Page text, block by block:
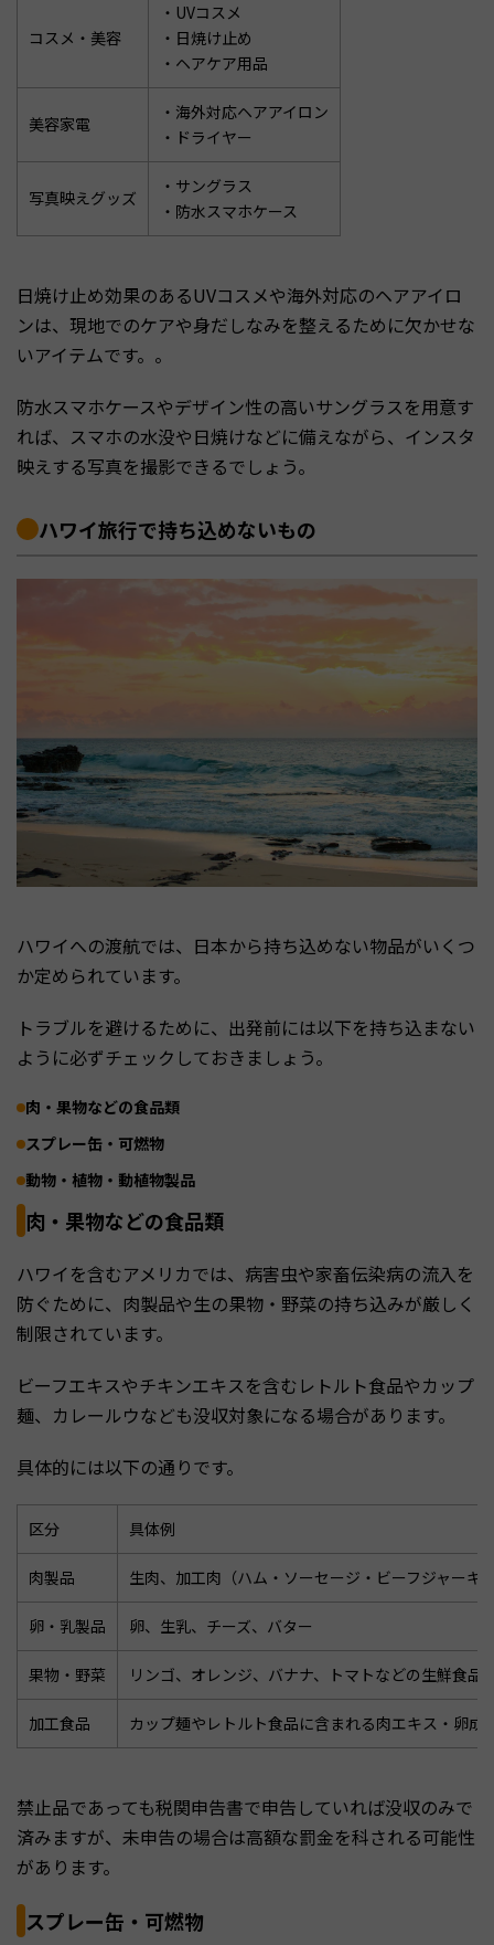
コスメ・美容
・UVコスメ
・日焼け止め
・ヘアケア用品
美容家電
・海外対応ヘアアイロン
・ドライヤー
写真映えグッズ
・サングラス
・防水スマホケース
日焼け止め効果のあるUVコスメや海外対応のヘアアイロ
ンは、現地でのケアや身だしなみを整えるために欠かせな
いアイテムです。。
防水スマホケースやデザイン性の高いサングラスを用意す
れば、スマホの水没や日焼けなどに備えながら、インスタ
映えする写真を撮影できるでしょう。
ハワイ旅行で持ち込めないもの
ハワイへの渡航では、日本から持ち込めない物品がいくつ
か定められています。
トラブルを避けるために、出発前には以下を持ち込まない
ように必ずチェックしておきましょう。
肉・果物などの食品類
スプレー缶・可燃物
動物・植物・動植物製品
肉・果物などの食品類
ハワイを含むアメリカでは、病害虫や家畜伝染病の流入を
防ぐために、肉製品や生の果物・野菜の持ち込みが厳しく
制限されています。
ビーフエキスやチキンエキスを含むレトルト食品やカップ
麺、カレールウなども没収対象になる場合があります。
具体的には以下の通りです。
区分 具体例
肉製品 生肉、加工肉（ハム・ソーセージ・ビーフジャーキ
卵・乳製品 卵、生乳、チーズ、バター
果物・野菜 リンゴ、オレンジ、バナナ、トマトなどの生鮮食品
加工食品 カップ麺やレトルト食品に含まれる肉エキス・卵成
禁止品であっても税関申告書で申告していれば没収のみで
済みますが、未申告の場合は高額な罰金を科される可能性
があります。
スプレー缶・可燃物